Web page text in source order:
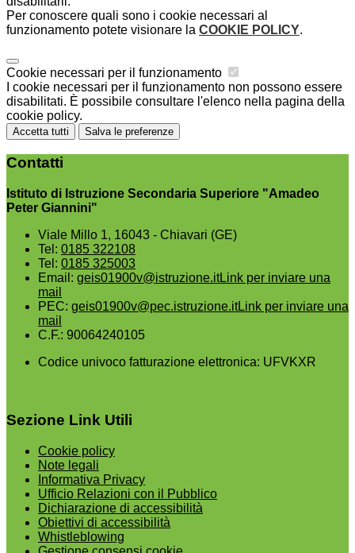
Per conoscere quali sono i cookie necessari al
funzionamento potete visionare la COOKIE POLICY.
Cookie necessari per il funzionamento
I cookie necessari per il funzionamento non possono essere
disabilitati. È possibile consultare l'elenco nella pagina della
cookie policy.
Accetta tutti Salva le preferenze
Contatti
Istituto di Istruzione Secondaria Superiore "Amadeo
Peter Giannini"
Viale Millo 1, 16043 - Chiavari (GE)
Tel: 0185 322108
Tel: 0185 325003
Email: geis01900v@istruzione.itLink per inviare una
mail
PEC: geis01900v@pec.istruzione.itLink per inviare una
mail
C.F.: 90064240105
Codice univoco fatturazione elettronica: UFVKXR
Sezione Link Utili
Cookie policy
Note legali
Informativa Privacy
Ufficio Relazioni con il Pubblico
Dichiarazione di accessibilità
Obiettivi di accessibilità
Whistleblowing